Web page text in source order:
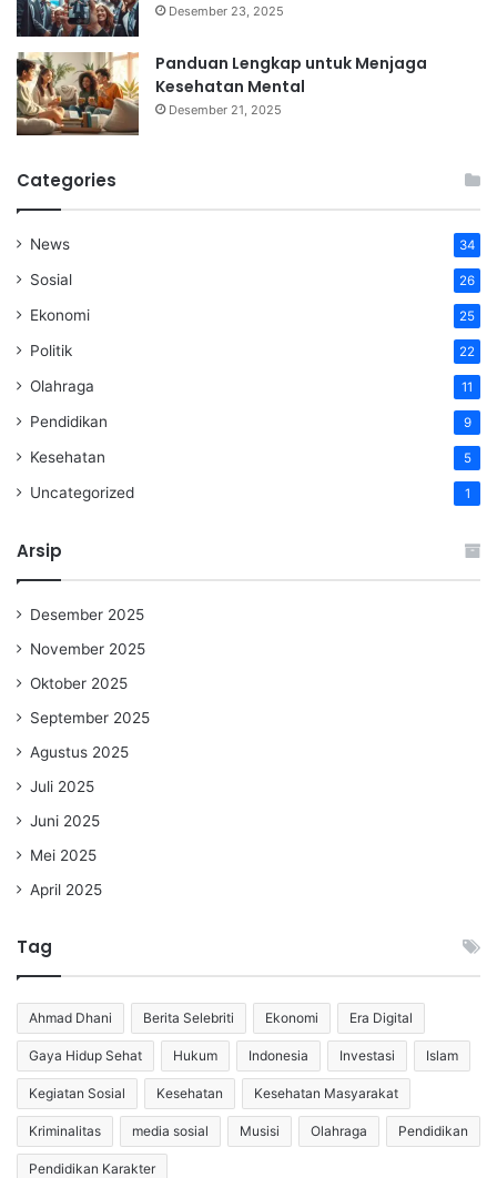
Desember 23, 2025
Panduan Lengkap untuk Menjaga
Kesehatan Mental
Desember 21, 2025
Categories
News 34
Sosial 26
Ekonomi 25
Politik 22
Olahraga 11
Pendidikan 9
Kesehatan 5
Uncategorized 1
Arsip
Desember 2025
November 2025
Oktober 2025
September 2025
Agustus 2025
Juli 2025
Juni 2025
Mei 2025
April 2025
Tag
Ahmad Dhani Berita Selebriti Ekonomi Era Digital
Gaya Hidup Sehat Hukum Indonesia Investasi Islam
Kegiatan Sosial Kesehatan Kesehatan Masyarakat
Kriminalitas media sosial Musisi Olahraga Pendidikan
Pendidikan Karakter